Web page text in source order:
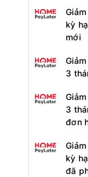
kỳ
mới
3
3
đơn
kỳ
đã